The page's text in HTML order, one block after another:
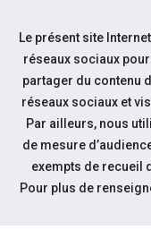
Aller au contenu
Notre
LES
Le présent site
réseaux sociaux
partager du contenu
réseaux sociaux et
Par ailleurs, nous
de mesure
exempts de recueil
Pour plus de